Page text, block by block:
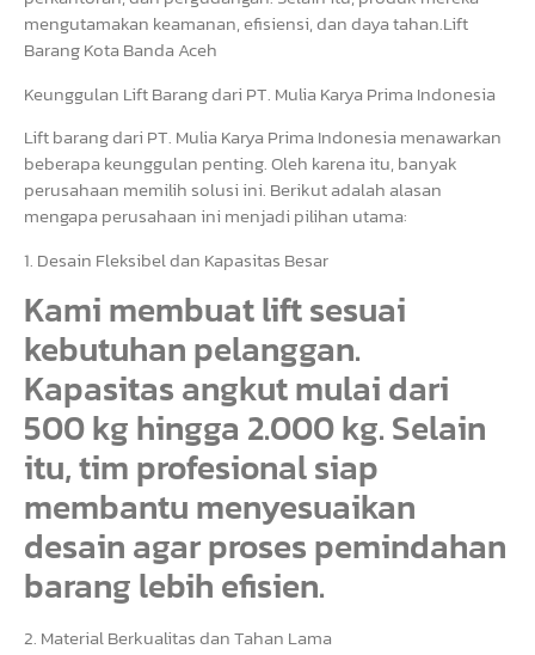
mengutamakan keamanan, efisiensi, dan daya tahan.Lift
Barang Kota Banda Aceh
Keunggulan Lift Barang dari PT. Mulia Karya Prima Indonesia
Lift barang dari PT. Mulia Karya Prima Indonesia menawarkan
beberapa keunggulan penting. Oleh karena itu, banyak
perusahaan memilih solusi ini. Berikut adalah alasan
mengapa perusahaan ini menjadi pilihan utama:
1. Desain Fleksibel dan Kapasitas Besar
Kami membuat lift sesuai
kebutuhan pelanggan.
Kapasitas angkut mulai dari
500 kg hingga 2.000 kg. Selain
itu, tim profesional siap
membantu menyesuaikan
desain agar proses pemindahan
barang lebih efisien.
2. Material Berkualitas dan Tahan Lama